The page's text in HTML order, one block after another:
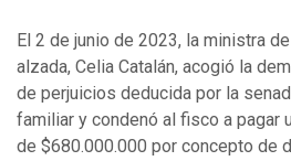
El 2 de junio de 2023, la ministra
alzada, Celia Catalán, acogió la
de perjuicios deducida por la
familiar y condenó al fisco a pagar
de $680.000.000 por concepto de